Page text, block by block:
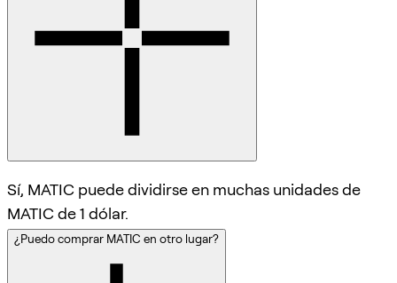
Sí, MATIC puede dividirse en muchas unidades de
MATIC de 1 dólar.
¿Puedo comprar MATIC en otro lugar?